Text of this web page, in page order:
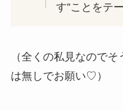
す”ことをテ
（全くの私見なので
は無しでお願い♡）